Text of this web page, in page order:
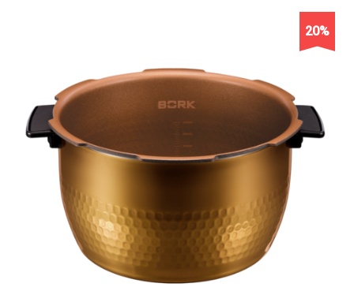
20%